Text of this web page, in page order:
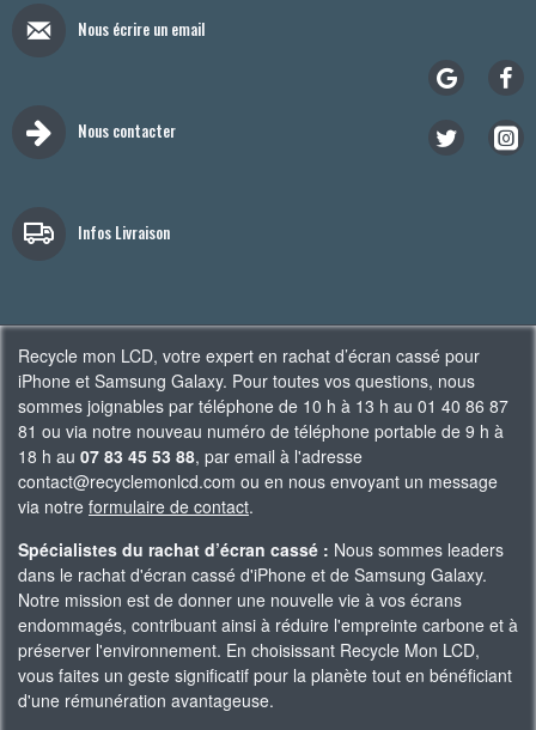
Nous écrire un email
Nous contacter
Infos Livraison
Recycle mon LCD, votre expert en rachat d’écran cassé pour
iPhone et Samsung Galaxy. Pour toutes vos questions, nous
sommes joignables par téléphone de 10 h à 13 h au 01 40 86 87
81 ou via notre nouveau numéro de téléphone portable de 9 h à
18 h au 07 83 45 53 88, par email à l'adresse
contact@recyclemonlcd.com ou en nous envoyant un message
via notre formulaire de contact.
Spécialistes du rachat d’écran cassé : Nous sommes leaders
dans le rachat d'écran cassé d'iPhone et de Samsung Galaxy.
Notre mission est de donner une nouvelle vie à vos écrans
endommagés, contribuant ainsi à réduire l'empreinte carbone et à
préserver l'environnement. En choisissant Recycle Mon LCD,
vous faites un geste significatif pour la planète tout en bénéficiant
d'une rémunération avantageuse.